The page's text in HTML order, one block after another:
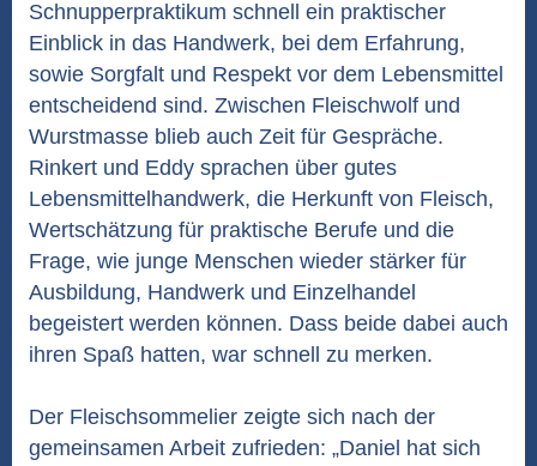
Schnupperpraktikum schnell ein praktischer
Einblick in das Handwerk, bei dem Erfahrung,
sowie Sorgfalt und Respekt vor dem Lebensmittel
entscheidend sind. Zwischen Fleischwolf und
Wurstmasse blieb auch Zeit für Gespräche.
Rinkert und Eddy sprachen über gutes
Lebensmittelhandwerk, die Herkunft von Fleisch,
Wertschätzung für praktische Berufe und die
Frage, wie junge Menschen wieder stärker für
Ausbildung, Handwerk und Einzelhandel
begeistert werden können. Dass beide dabei auch
ihren Spaß hatten, war schnell zu merken.
Der Fleischsommelier zeigte sich nach der
gemeinsamen Arbeit zufrieden: „Daniel hat sich